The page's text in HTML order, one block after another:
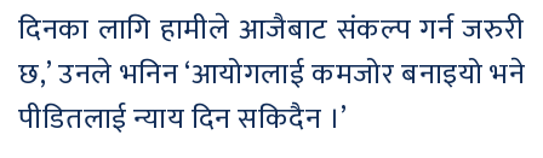
दिनका लागि हामीले आजैबाट संकल्प गर्न जरुरी
छ,’ उनले भनिन ‘आयोगलाई कमजोर बनाइयो भने
पीडितलाई न्याय दिन सकिदैन ।’